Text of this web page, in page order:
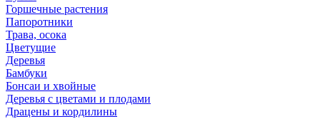
Горшечные растения
Папоротники
Трава, осока
Цветущие
Деревья
Бамбуки
Бонсаи и хвойные
Деревья с цветами и плодами
Драцены и кордилины